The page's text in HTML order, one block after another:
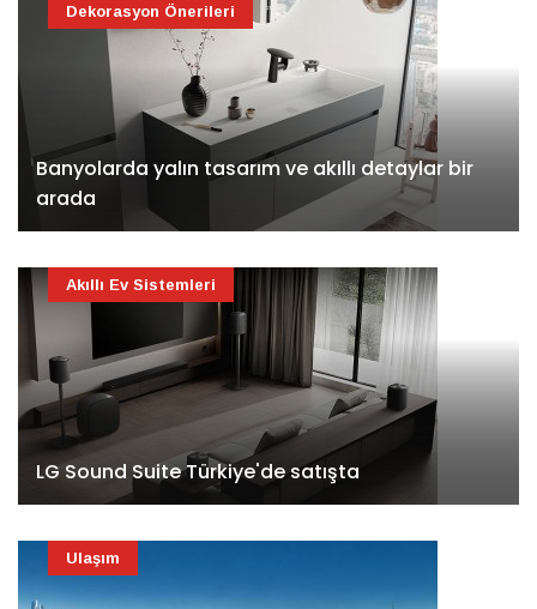
Banyolarda yalın tasarım ve akıllı detaylar bir
arada
Dekorasyon Önerileri
LG Sound Suite Türkiye'de satışta
Akıllı Ev Sistemleri
Ulaşım